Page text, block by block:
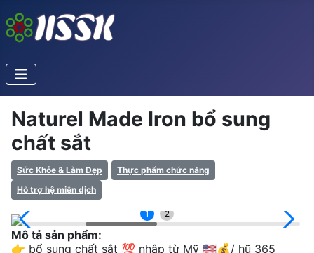
Naturel Made Iron bổ sung
chất sắt
Sức Khỏe & Làm Đẹp
Thực phẩm chức năng
Hỗ trợ hệ miễn dịch
1 2
Mô tả sản phẩm:
👉 bổ sung chất sắt 💯 nhập từ Mỹ 🇺🇸💰/ hũ 365